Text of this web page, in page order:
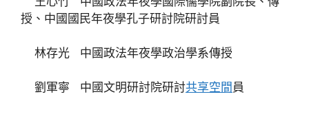
授、中國國民年夜學孔子研討院研討員
林存光 中國政法年夜學政治學系傳授
劉軍寧 中國文明研討院研討共享空間 員